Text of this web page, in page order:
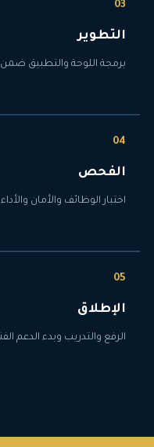
التطوير
برمجة اللوحة والتطبيق
الفحص
اختبار الوظائف والأمان والأداء.
الإطلاق
الرفع والتدريب وبدء الدعم